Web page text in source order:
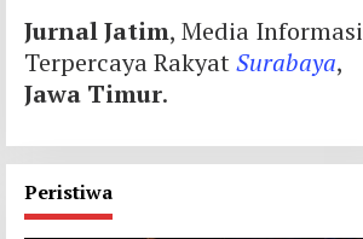
Jurnal Jatim, Media Informasi
Terpercaya RakyatSurabaya,
Jawa Timur.
Peristiwa